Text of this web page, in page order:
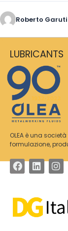
Roberto Garuti
LUBRICANTS
OLEA è una
formulazione,